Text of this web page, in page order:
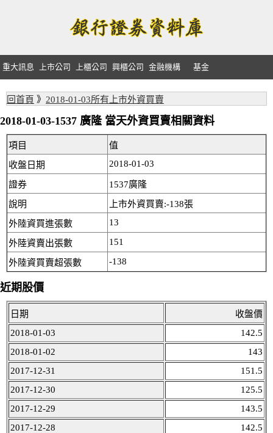
重大訊息 上市公司 上櫃公司 興櫃公司 金融機構 基金
回首頁 》 2018-01-03所有上市外資買賣
2018-01-03-1537 廣隆 當天外資買賣相關資料
項目
值
收盤日期
2018-01-03
證券
1537廣隆
說明
上市外資買賣:-138張
外陸資買進張數
13
外陸資賣出張數 151
外陸資買賣超張數 -138
近期股價
日期
收盤價
2018-01-03
142.5
2018-01-02
143
2017-12-31
151.5
2017-12-30
125.5
2017-12-29
143.5
2017-12-28
142.5